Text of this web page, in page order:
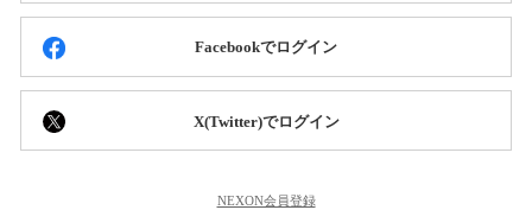
Facebookでログイン
X(Twitter)でログイン
NEXON会員登録